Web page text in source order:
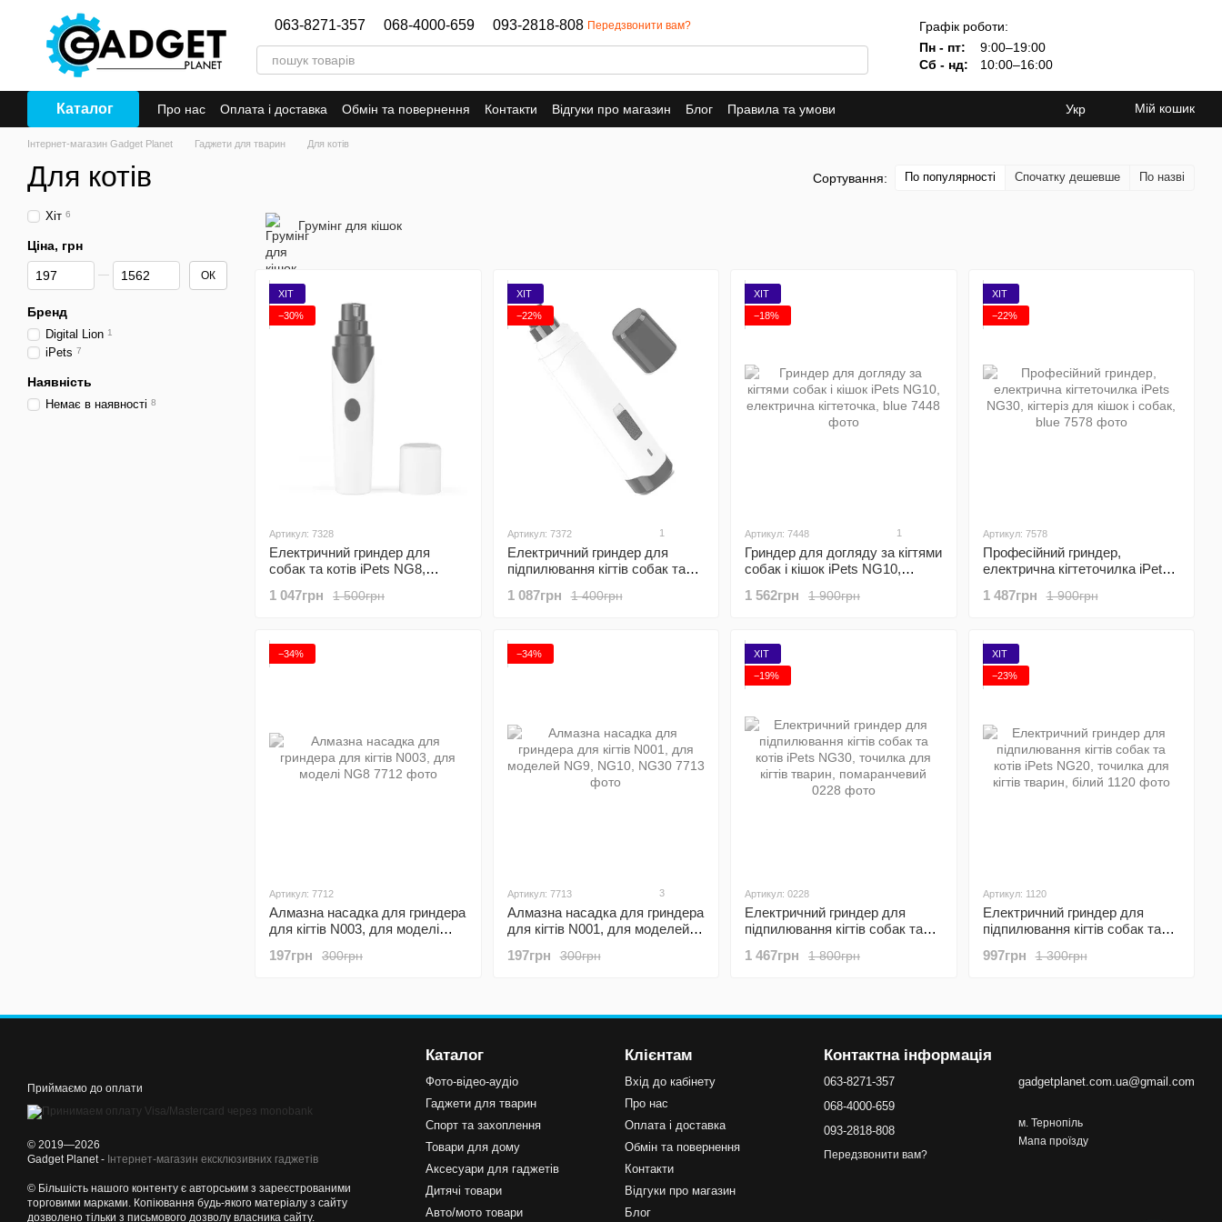
Перейти до основного контенту
063-8271-357 068-4000-659 093-2818-808 Передзвонити вам?
Графік роботи:
Пн - пт:
9:00–19:00
Сб - нд:
10:00–16:00
Каталог Про нас Оплата і доставка Обмін та повернення Контакти Відгуки про магазин Блог Правила та умови Укр Мій кошик
Інтернет-магазин Gadget Planet Гаджети для тварин Для котів
Для котів Сортування: По популярності Спочатку дешевше По назві
Грумінг для кішок
ХІТ
−30%
Артикул: 7328
Електричний гриндер для
собак та котів iPets NG8,
білий
1 500грн
1 047грн
ХІТ
−22%
Артикул: 7372 1
Електричний гриндер для
підпилювання кігтів собак та
кігтів тварин, білий
1 400грн
1 087грн
ХІТ
−18%
Артикул: 7448 1
Гриндер для догляду за кігтями
собак і кішок iPets NG10,
1 900грн
1 562грн
ХІТ
−22%
Артикул: 7578
Професійний гриндер,
електрична кігтеточилка iPets
собак, blue1 900грн
1 487грн
−34%
Артикул: 7712
Алмазна насадка для гриндера
для кігтів N003, для моделі
300грн
197грн
−34%
Артикул: 7713 3
Алмазна насадка для гриндера
для кігтів N001, для моделей
300грн
197грн
ХІТ
−19%
Артикул: 0228
Електричний гриндер для
підпилювання кігтів собак та
кігтів тварин, помаранчевий
1 800грн
1 467грн
ХІТ
−23%
Артикул: 1120
Електричний гриндер для
підпилювання кігтів собак та
кігтів тварин, білий
1 300грн
997грн
Хіт 6
Ціна, грн
Від Ціна, грн
До Ціна, грн ОК
Бренд
Digital Lion 1
iPets 7
Наявність
Немає в наявності 8
Приймаємо до оплати
© 2019—2026
Gadget Planet - Інтернет-магазин ексклюзивних гаджетів
© Більшість нашого контенту є авторським з зареєстрованими
торговими марками. Копіювання будь-якого матеріалу з сайту
дозволено тільки з письмового дозволу власника сайту.
Каталог
Фото-відео-аудіо
Гаджети для тварин
Спорт та захоплення
Товари для дому
Аксесуари для гаджетів
Дитячі товари
Авто/мото товари
Клієнтам
Вхід до кабінету
Про нас
Оплата і доставка
Обмін та повернення
Контакти
Відгуки про магазин
Блог
Контактна інформація
063-8271-357
068-4000-659
093-2818-808
Передзвонити вам?
gadgetplanet.com.ua@gmail.com
м. Тернопіль
Мапа проїзду